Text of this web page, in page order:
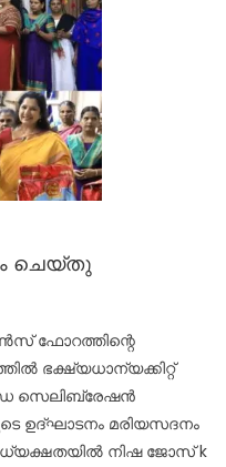
ചെയ്തു
ഫോറത്തിന്റെ
ഭക്ഷ്യധാന്യക്കിറ്റ്
സെലിബ്രേഷൻ
ഉദ്ഘാടനം മരിയസദനം
നിഷ ജോസ് k